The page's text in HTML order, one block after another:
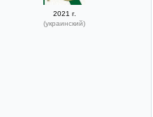
2021 г.
(украинский)